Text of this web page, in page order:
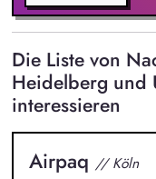
Die Liste von
Heidelberg und
interessieren
Airpaq // Köln